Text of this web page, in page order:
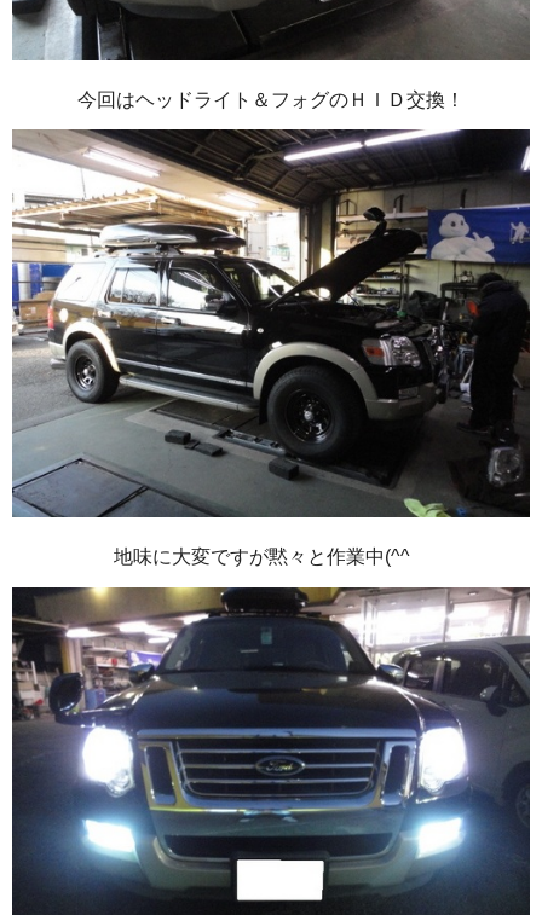
今回はヘッドライト＆フォグのＨＩＤ交換！
地味に大変ですが黙々と作業中(^^ゞ